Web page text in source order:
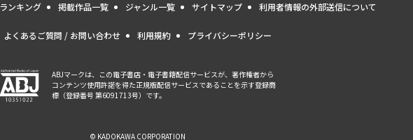
ランキング 掲載作品一覧 ジャンル一覧 サイトマップ 利用者情報の外部送信について
よくあるご質問 / お問い合わせ 利用規約 プライバシーポリシー
ABJマークは、この電子書店・電子書籍配信サービスが、著作権者から
コンテンツ使用許諾を得た正規版配信サービスであることを示す登録商
標（登録番号 第6091713号）です。
© KADOKAWA CORPORATION